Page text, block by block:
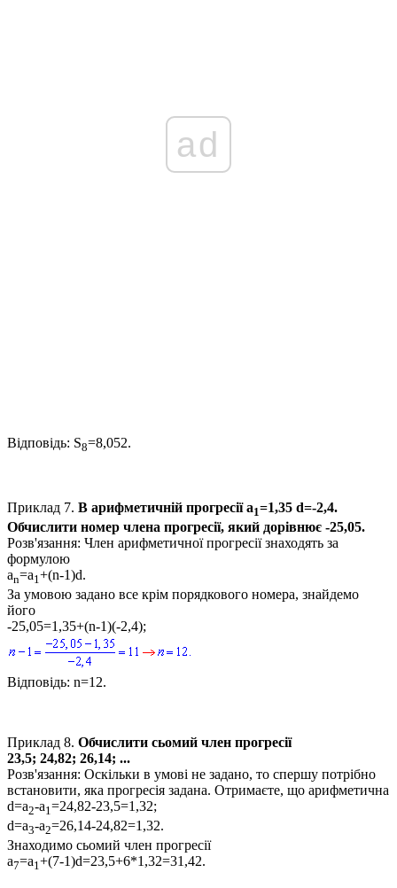
ad
Відповідь: S8=8,052.
Приклад 7. В арифметичній прогресіїa1=1,35 d=-2,4.
Обчислити номер члена прогресії, який дорівнює -25,05.
Розв'язання: Член арифметичної прогресії знаходять за
формулою
an=a1+(n-1)d.
За умовою задано все крім порядкового номера, знайдемо
його
-25,05=1,35+(n-1)(-2,4);
Відповідь: n=12.
Приклад 8. Обчислити сьомий член прогресії
23,5; 24,82; 26,14; ...
Розв'язання: Оскільки в умові не задано, то спершу потрібно
встановити, яка прогресія задана. Отримаєте, що арифметична
d=a2-a1=24,82-23,5=1,32;
d=a3-a2=26,14-24,82=1,32.
Знаходимо сьомий член прогресії
a7=a1+(7-1)d=23,5+6*1,32=31,42.